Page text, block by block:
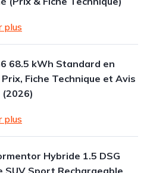
plus
68.5 kWh Standard en
Fiche Technique et Avis
plus
Hybride 1.5 DSG
SUV Sport Rechargeable